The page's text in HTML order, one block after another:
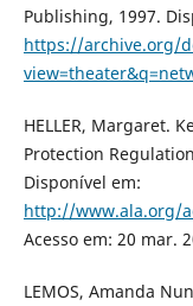
Publishing, 1997.
https://archive.org/
HELLER, Margaret.
Protection
Disponível em:
http://www.ala.org/
Acesso em: 20 mar.
LEMOS, Amanda